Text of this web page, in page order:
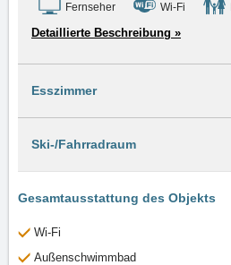
Fernseher Wi-Fi
Detaillierte Beschreibung »
Esszimmer
Ski-/Fahrradraum
Gesamtausstattung des Objekts
Wi-Fi
Außenschwimmbad